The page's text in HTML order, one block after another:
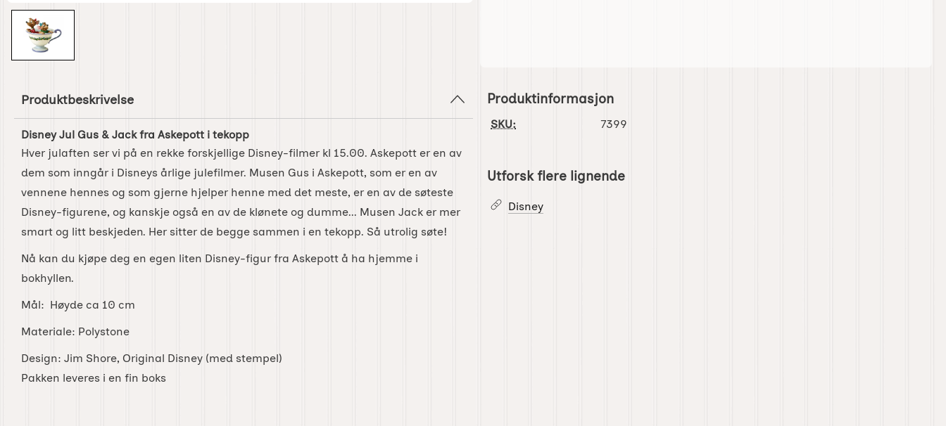
Produktbeskrivelse
Disney Jul Gus & Jack fra Askepott i tekopp
Hver julaften ser vi på en rekke forskjellige Disney-filmer kl 15.00. Askepott er en av
dem som inngår i Disneys årlige julefilmer. Musen Gus i Askepott, som er en av
vennene hennes og som gjerne hjelper henne med det meste, er en av de søteste
Disney-figurene, og kanskje også en av de klønete og dumme... Musen Jack er mer
smart og litt beskjeden. Her sitter de begge sammen i en tekopp. Så utrolig søte!
Nå kan du kjøpe deg en egen liten Disney-figur fra Askepott å ha hjemme i
bokhyllen.
Mål: Høyde ca 10 cm
Materiale: Polystone
Design: Jim Shore, Original Disney (med stempel)
Pakken leveres i en fin boks
Produktinformasjon
SKU: 7399
Utforsk flere lignende
Disney